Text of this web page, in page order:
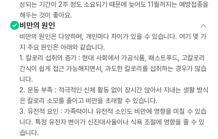
성되는 기간이 2주 정도 소요되기 때문에 늦어도 11월까지는 예방접종을
해두는 것이 좋아요.
비만의 원인
비만의 원인은 다양하며, 개인마다 차이가 있을 수 있습니다. 여기 몇 가
지 주요 원인은 아래와 같습니다.
1. 칼로리 섭취의 증가 : 현대 사회에서 가공식품, 패스트푸드, 고칼로리
간식이 쉽게 접근 가능해지면서, 과도한 칼로리를 섭취하는 경우가 많습
니다.
2. 운동 부족 : 적극적인 신체 활동 없이 장시간 앉아서 지내는 생활 방식
은 칼로리 소모를 줄이고 비만을 초래할 수 있습니다.
3. 유전적 요인 : 가족력이나 유전적 소인도 비만에 영향을 미칠 수 있습
니다. 특정 유전자 변이가 신진대사율이나 식욕 조절에 영향을 줄 수 있
습니다.